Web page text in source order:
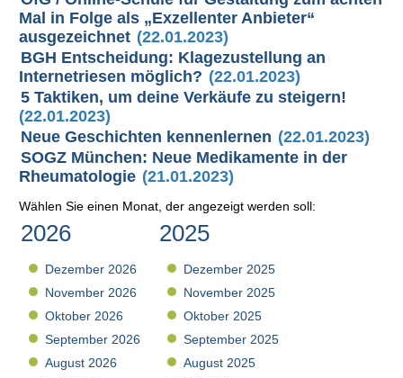
Mal in Folge als „Exzellenter Anbieter“
ausgezeichnet (22.01.2023)
BGH Entscheidung: Klagezustellung an
Internetriesen möglich? (22.01.2023)
5 Taktiken, um deine Verkäufe zu steigern!
(22.01.2023)
Neue Geschichten kennenlernen (22.01.2023)
SOGZ München: Neue Medikamente in der
Rheumatologie (21.01.2023)
Wählen Sie einen Monat, der angezeigt werden soll:
2026
Dezember 2026
November 2026
Oktober 2026
September 2026
August 2026
2025
Dezember 2025
November 2025
Oktober 2025
September 2025
August 2025